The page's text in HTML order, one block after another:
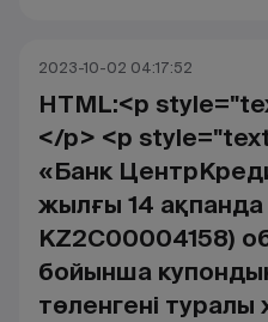
2023-10-02 04:17:52
HTML:<p
</p> <p
«Банк
жылғы 14 ақпанда
KZ2C00004158)
бойынша
төленгені